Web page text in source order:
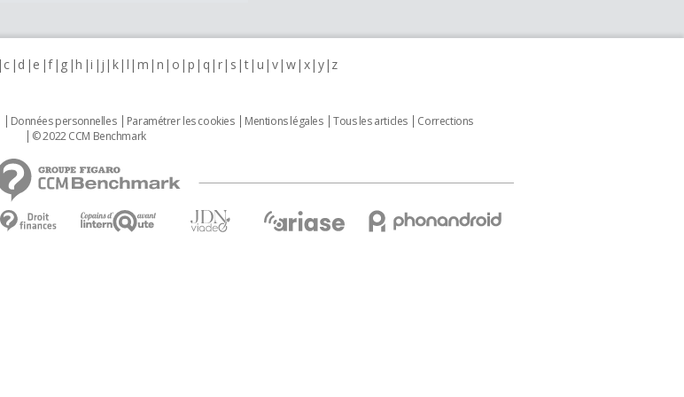
c d e f g h i j k l m n o p q r s t u v w x y z
Données personnelles Paramétrer les cookies Mentions légales Tous les articles
Corrections
© 2022 CCM Benchmark